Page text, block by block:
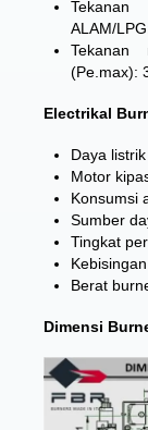
ALAM/
Tekanan
(Pe.max):
Electrikal
Daya
Motor
Konsumsi
Sumber
Tingkat
Berat
Dimensi